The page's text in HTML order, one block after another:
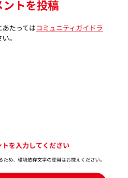
ントを投稿
たってはコミュニティガイドラ
。
を入力してください
め、環境依存文字の使用はお控えください。​